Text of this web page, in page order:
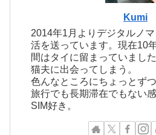
Kumi
2014年1月よりデジタルノ
活を送っています。現在10
間はタイに留まっていまし
猫夫に出会ってしまう。
色んなところにちょっとず
旅行でも長期滞在でもない
SIM好き。